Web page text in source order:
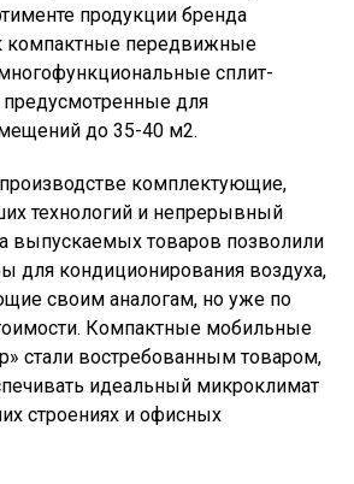
продукции бренда
компактные передвижные
сплит-
предусмотренные для
до 35-40 м2.
комплектующие,
технологий и непрерывный
выпускаемых товаров позволили
для кондиционирования воздуха,
своим аналогам, но уже по
Компактные мобильные
стали востребованным товаром,
идеальный микроклимат
строениях и офисных